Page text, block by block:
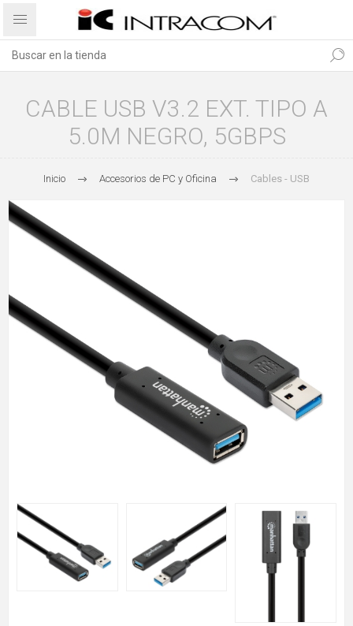
CABLE USB V3.2 EXT. TIPO A
5.0M NEGRO, 5GBPS
Inicio Accesorios de PC y Oficina Cables - USB